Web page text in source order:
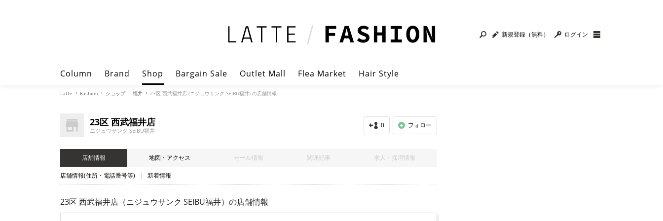
新規登録（無料） ログイン
Column Brand Shop Bargain Sale Outlet Mall Flea Market Hair Style
Latte Fashion ショップ 福井 23区 西武福井店 (ニジュウサンク SEIBU福井) の店舗情報
23区 西武福井店
ニジュウサンク SEIBU福井
0 フォロー
店舗情報 地図・アクセス セール情報 関連記事 求人・採用情報
店舗情報(住所・電話番号等) 新着情報
23区 西武福井店（ニジュウサンク SEIBU福井） の店舗情報